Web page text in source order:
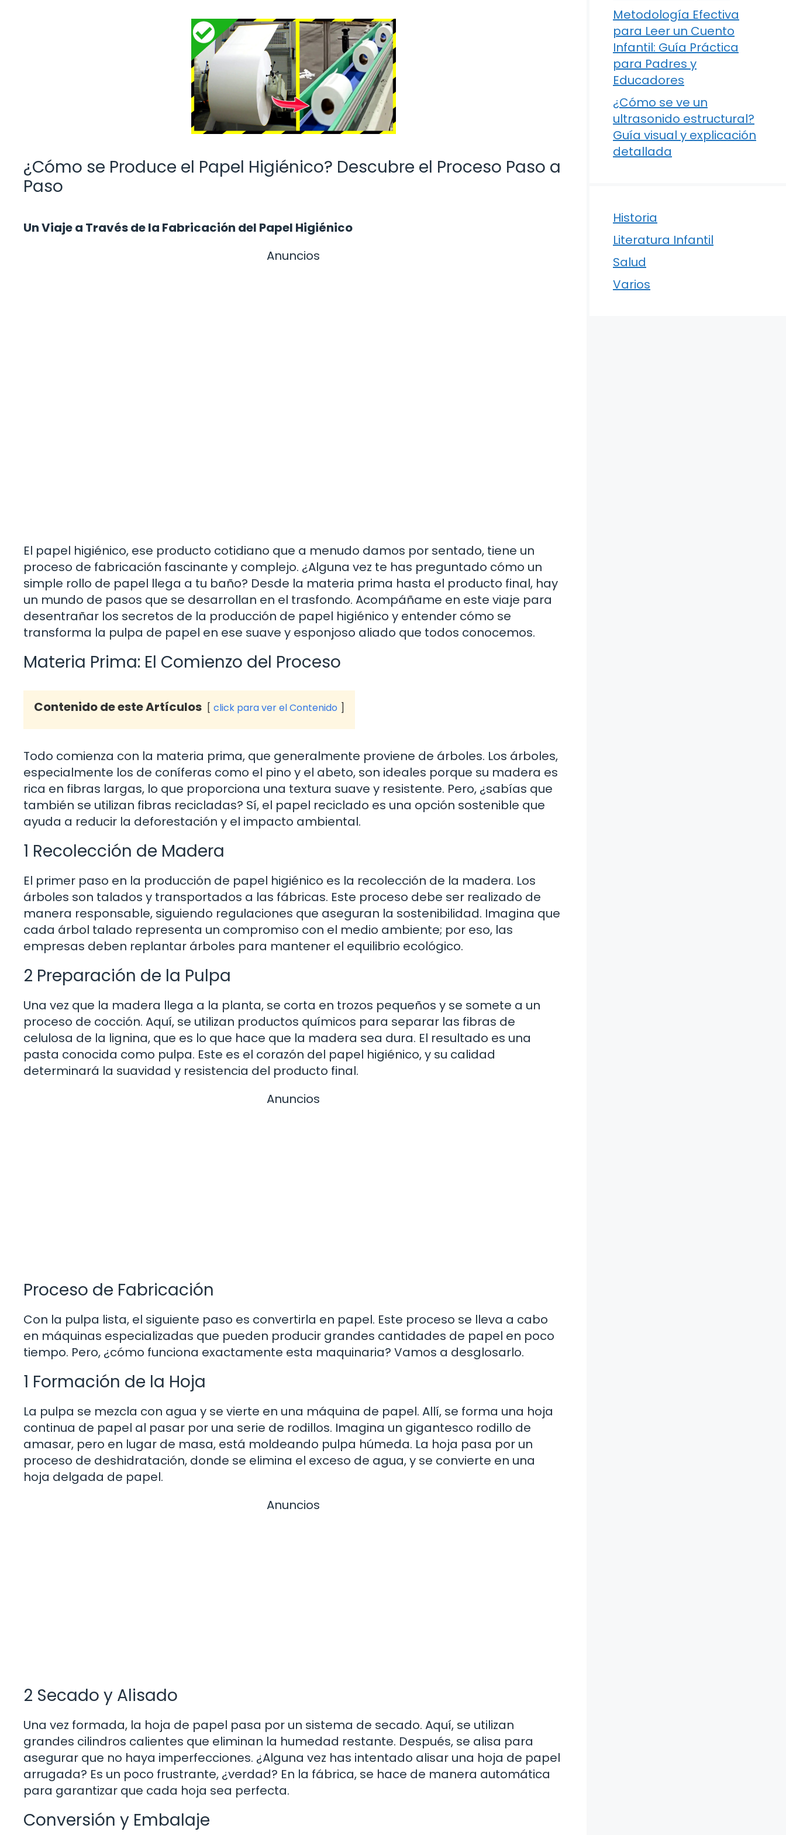
¿Cómo se Produce el Papel Higiénico? Descubre el Proceso Paso a
Paso
Un Viaje a Través de la Fabricación del Papel Higiénico
Anuncios
El papel higiénico, ese producto cotidiano que a menudo damos por sentado, tiene un
proceso de fabricación fascinante y complejo. ¿Alguna vez te has preguntado cómo un
simple rollo de papel llega a tu baño? Desde la materia prima hasta el producto final, hay
un mundo de pasos que se desarrollan en el trasfondo. Acompáñame en este viaje para
desentrañar los secretos de la producción de papel higiénico y entender cómo se
transforma la pulpa de papel en ese suave y esponjoso aliado que todos conocemos.
Materia Prima: El Comienzo del Proceso
Contenido de este Artículos click para ver el Contenido
Todo comienza con la materia prima, que generalmente proviene de árboles. Los árboles,
especialmente los de coníferas como el pino y el abeto, son ideales porque su madera es
rica en fibras largas, lo que proporciona una textura suave y resistente. Pero, ¿sabías que
también se utilizan fibras recicladas? Sí, el papel reciclado es una opción sostenible que
ayuda a reducir la deforestación y el impacto ambiental.
1 Recolección de Madera
El primer paso en la producción de papel higiénico es la recolección de la madera. Los
árboles son talados y transportados a las fábricas. Este proceso debe ser realizado de
manera responsable, siguiendo regulaciones que aseguran la sostenibilidad. Imagina que
cada árbol talado representa un compromiso con el medio ambiente; por eso, las
empresas deben replantar árboles para mantener el equilibrio ecológico.
2 Preparación de la Pulpa
Una vez que la madera llega a la planta, se corta en trozos pequeños y se somete a un
proceso de cocción. Aquí, se utilizan productos químicos para separar las fibras de
celulosa de la lignina, que es lo que hace que la madera sea dura. El resultado es una
pasta conocida como pulpa. Este es el corazón del papel higiénico, y su calidad
determinará la suavidad y resistencia del producto final.
Anuncios
Proceso de Fabricación
Con la pulpa lista, el siguiente paso es convertirla en papel. Este proceso se lleva a cabo
en máquinas especializadas que pueden producir grandes cantidades de papel en poco
tiempo. Pero, ¿cómo funciona exactamente esta maquinaria? Vamos a desglosarlo.
1 Formación de la Hoja
La pulpa se mezcla con agua y se vierte en una máquina de papel. Allí, se forma una hoja
continua de papel al pasar por una serie de rodillos. Imagina un gigantesco rodillo de
amasar, pero en lugar de masa, está moldeando pulpa húmeda. La hoja pasa por un
proceso de deshidratación, donde se elimina el exceso de agua, y se convierte en una
hoja delgada de papel.
Anuncios
2 Secado y Alisado
Una vez formada, la hoja de papel pasa por un sistema de secado. Aquí, se utilizan
grandes cilindros calientes que eliminan la humedad restante. Después, se alisa para
asegurar que no haya imperfecciones. ¿Alguna vez has intentado alisar una hoja de papel
arrugada? Es un poco frustrante, ¿verdad? En la fábrica, se hace de manera automática
para garantizar que cada hoja sea perfecta.
Conversión y Embalaje
Metodología Efectiva
para Leer un Cuento
Infantil: Guía Práctica
para Padres y
Educadores
¿Cómo se ve un
ultrasonido estructural?
Guía visual y explicación
detallada
Historia
Literatura Infantil
Salud
Varios